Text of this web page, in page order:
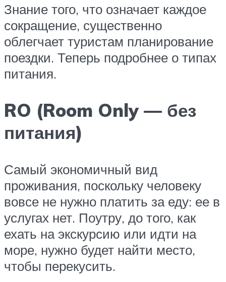
Знание того, что означает каждое
сокращение, существенно
облегчает туристам планирование
поездки. Теперь подробнее о типах
питания.
RO (Room Only — без
питания)
Самый экономичный вид
проживания, поскольку человеку
вовсе не нужно платить за еду: ее в
услугах нет. Поутру, до того, как
ехать на экскурсию или идти на
море, нужно будет найти место,
чтобы перекусить.